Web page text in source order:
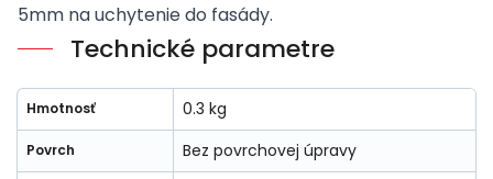
5mm na uchytenie do fasády.
Technické parametre
Hmotnosť 0.3 kg
Povrch Bez povrchovej úpravy